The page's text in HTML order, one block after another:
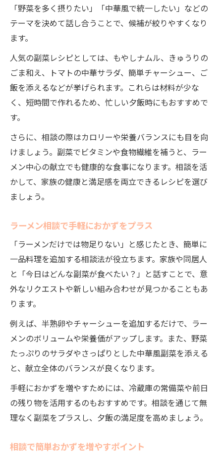
「野菜を多く摂りたい」「中華風で統一したい」などの
テーマを決めて話し合うことで、候補が絞りやすくなり
ます。
人気の副菜レシピとしては、もやしナムル、きゅうりの
ごま和え、トマトの中華サラダ、簡単チャーシュー、ご
飯を添えるなどが挙げられます。これらは材料が少な
く、短時間で作れるため、忙しい夕飯時にもおすすめで
す。
さらに、相談の際はカロリーや栄養バランスにも目を向
けましょう。副菜でビタミンや食物繊維を補うと、ラー
メン中心の献立でも健康的な食事になります。相談を活
かして、家族の健康と満足感を両立できるレシピを選び
ましょう。
ラーメン相談で手軽におかずをプラス
「ラーメンだけでは物足りない」と感じたとき、簡単に
一品料理を追加する相談法が役立ちます。家族や同居人
と「今日はどんな副菜が食べたい？」と話すことで、意
外なリクエストや新しい組み合わせが見つかることもあ
ります。
例えば、半熟卵やチャーシューを追加するだけで、ラー
メンのボリュームや栄養価がアップします。また、野菜
たっぷりのサラダやさっぱりとした中華風副菜を添える
と、献立全体のバランスが良くなります。
手軽におかずを増やすためには、冷蔵庫の常備菜や前日
の残り物を活用するのもおすすめです。相談を通じて無
理なく副菜をプラスし、夕飯の満足度を高めましょう。
相談で簡単おかずを増やすポイント